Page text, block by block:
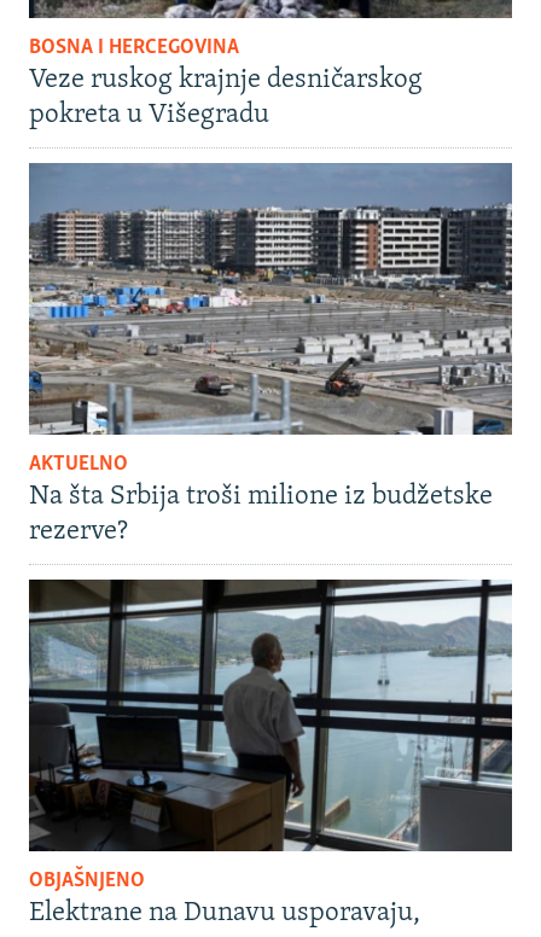
BOSNA I HERCEGOVINA
Veze ruskog krajnje desničarskog
pokreta u Višegradu
AKTUELNO
Na šta Srbija troši milione iz budžetske
rezerve?
OBJAŠNJENO
Elektrane na Dunavu usporavaju,